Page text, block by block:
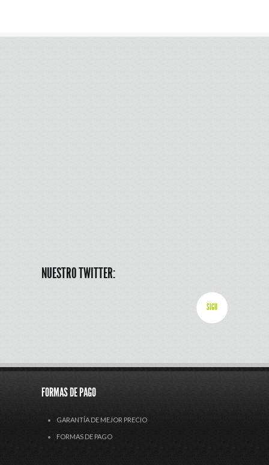
NUESTRO TWITTER:
SIGU
FORMAS DE PAGO
GARANTÍA DE MEJOR PRECIO
FORMAS DE PAGO